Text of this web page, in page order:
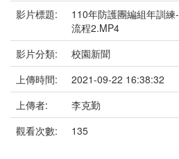
影片標題:
110年防護團編組年訓
流程2.MP4
影片分類:
校園新聞
上傳時間:
2021-09-22 16:38:32
上傳者:
李克勤
觀看次數:
135